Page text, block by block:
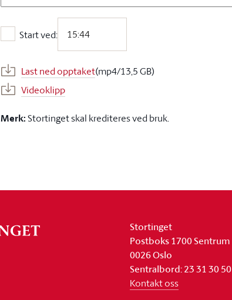
Start ved:
Start ved:
Last ned opptaket(mp4/13,5 GB)
Videoklipp
Merk:Stortinget skal krediteres ved bruk.
Stortinget
Postboks 1700 Sentrum
0026 Oslo
Sentralbord: 23 31 30 50
Kontakt oss